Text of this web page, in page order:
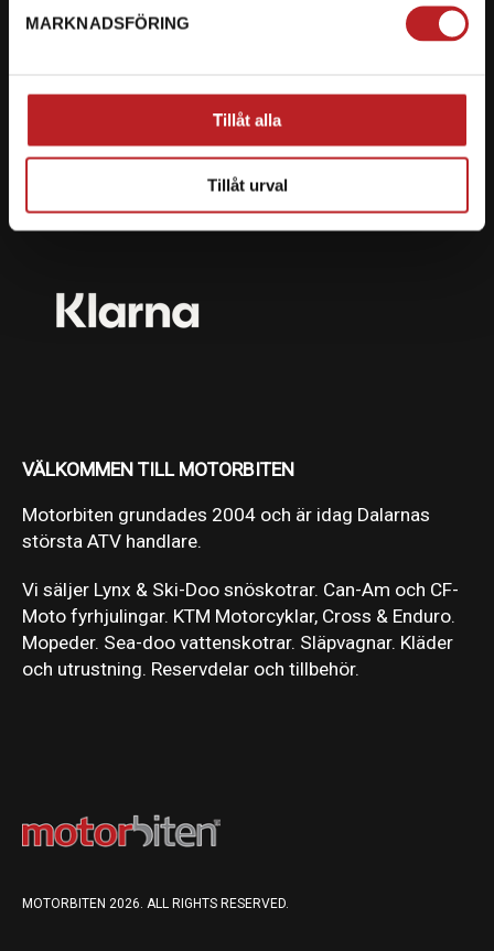
MARKNADSFÖRING
Tillåt alla
Tillåt urval
Ryckepungsvägen 3, 79177 Falun
Vi erbjuder flera olika betalsätt. Dina köp är alltid
skyddade med krypteringsteknik.
VÄLKOMMEN TILL MOTORBITEN
Motorbiten grundades 2004 och är idag Dalarnas
största ATV handlare.
Vi säljer Lynx & Ski-Doo snöskotrar. Can-Am och CF-
Moto fyrhjulingar. KTM Motorcyklar, Cross & Enduro.
Mopeder. Sea-doo vattenskotrar. Släpvagnar. Kläder
och utrustning. Reservdelar och tillbehör.
MOTORBITEN 2026. ALL RIGHTS RESERVED.